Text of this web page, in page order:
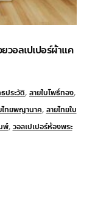
วอลเปเปอร์ผ้าแค
ประวัติ, ลายใบโพธิ์ทอง,
ไทยพญานาค, ลายไทยใบ
พ์, วอลเปเปอร์ห้องพระ